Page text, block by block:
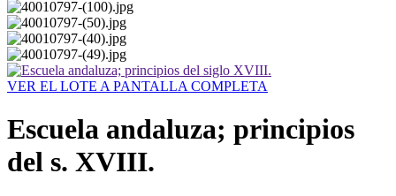
VER EL LOTE A PANTALLA COMPLETA
Escuela andaluza; principios
del s. XVIII.